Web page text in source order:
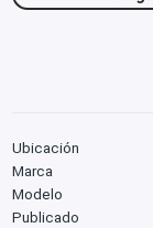
Ubicación
Marca
Modelo
Publicado